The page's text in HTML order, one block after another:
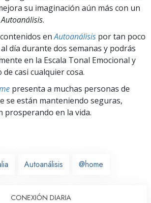
su imaginación aún más con un
Autoanálisis.
enAutoanálisis por tan poco
día durante dos semanas y podrás
en la Escala Tonal Emocional y
casi cualquier cosa.
presenta a muchas personas de
se están manteniendo seguras,
prosperando en la vida.
Autoanálisis @home
CONEXIÓN DIARIA